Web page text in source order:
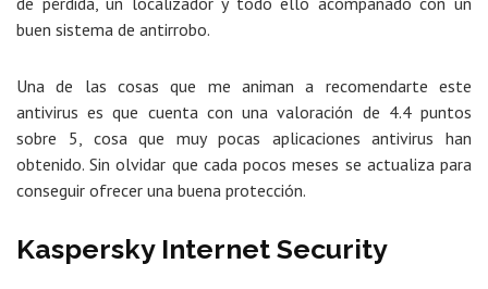
buen sistema de antirrobo.
Una de las cosas que me animan a recomendarte este
antivirus es que cuenta con una valoración de 4.4 puntos
sobre 5, cosa que muy pocas aplicaciones antivirus han
obtenido. Sin olvidar que cada pocos meses se actualiza para
conseguir ofrecer una buena protección.
Kaspersky Internet Security